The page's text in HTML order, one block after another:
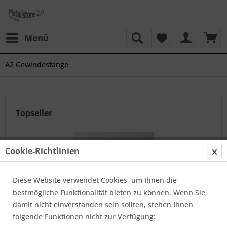
Menü
A2 Gewindestange
Topseller
V2A M2 Gewindestab, 1000 mm
Cookie-Richtlinien
Diese Website verwendet Cookies, um Ihnen die
bestmögliche Funktionalität bieten zu können. Wenn Sie
damit nicht einverstanden sein sollten, stehen Ihnen
folgende Funktionen nicht zur Verfügung: